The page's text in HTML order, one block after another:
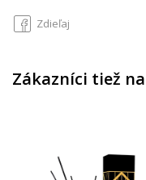
Zdieľaj
Zákazníci tiež